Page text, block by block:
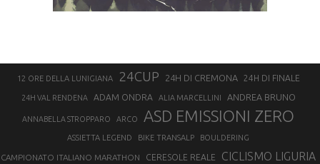
12 ORE DELLA LUNIGIANA 24CUP 24H DI CREMONA 24H DI FINALE
24H VAL RENDENA ADAM ONDRA ALIA MARCELLINI ANDREA BRUNO
ANNABELLA STROPPARO ARCO ASD EMISSIONI ZERO
ASSIETTA LEGEND BIKE TRANSALP BOULDERING
CAMPIONATO ITALIANO MARATHON CERESOLE REALE CICLISMO LIGURIA